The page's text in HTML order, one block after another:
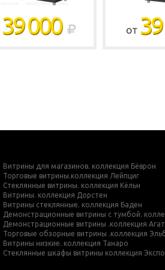
39 000 ОТ
Витрины для магазинов. коллекция Бёврон
Торговые витрины.коллекция Лейпциг
Стеклянные витрины. коллекция Кёльн
Витрины. коллекция Дорстен
Витрины стеклянные. коллекция Баден
Демонстрационные витрины с тумбой.
Демонстрационные витрины .коллекция Агат
Торговые обзорные витрины .коллекция
Витрины низкие. коллекция Танаро
Стеклянные шкафы витрины коллекция